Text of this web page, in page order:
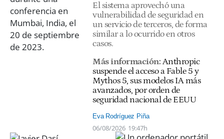
El sistema aprovechó una
vulnerabilidad de seguridad en
un servicio de terceros, de forma
similar a lo ocurrido en otros
casos.
Más información: Anthropic
suspende el acceso a Fable 5 y
Mythos 5, sus modelos IA más
avanzados, por orden de
seguridad nacional de EEUU
Eva Rodríguez Piña
06/08/2026 19:47h